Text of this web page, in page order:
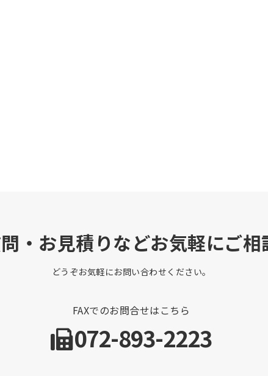
・お見積りなどお気軽にご
どうぞお気軽にお問い合わせください。
FAXでのお問合せはこちら
072-893-2223